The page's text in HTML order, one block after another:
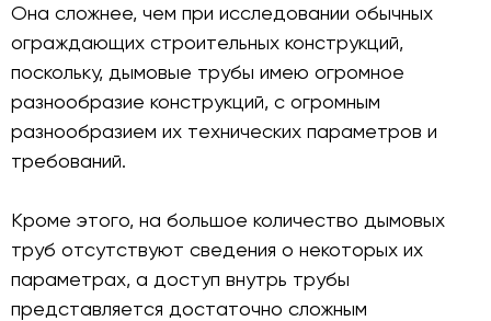
Она сложнее, чем при исследовании обычных
ограждающих строительных конструкций,
поскольку, дымовые трубы имею огромное
разнообразие конструкций, с огромным
разнообразием их технических параметров и
требований.
Кроме этого, на большое количество дымовых
труб отсутствуют сведения о некоторых их
параметрах, а доступ внутрь трубы
представляется достаточно сложным